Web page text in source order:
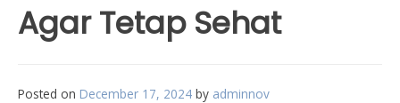
Agar Tetap Sehat
Posted on December 17, 2024 by adminnov